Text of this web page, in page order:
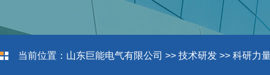
当前位置： 山东巨能电气有限公司 >> 技术研发 >> 科研力